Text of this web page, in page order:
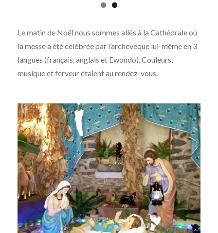
Le matin de Noël nous sommes allés à la Cathédrale où
la messe a été célébrée par l’archevêque lui-même en 3
langues (français, anglais et Ewondo). Couleurs,
musique et ferveur étaient au rendez-vous.